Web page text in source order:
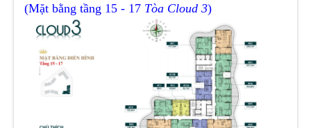
(Mặt bằng tầng 15 - 17 Tòa Cloud 3)